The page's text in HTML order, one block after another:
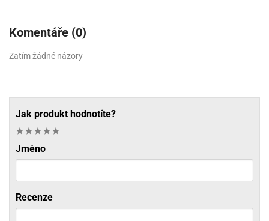
Komentáře (0)
Zatím žádné názory
Jak produkt hodnotíte?
Jméno
Recenze